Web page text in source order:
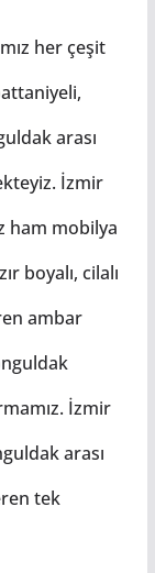
her çeşit
arası
İzmir
ham mobilya
boyalı, cilalı
ambar
İzmir
arası
tek